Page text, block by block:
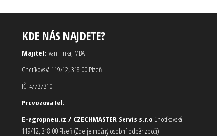
KDE NÁS NAJDETE?
Majitel: Ivan Trnka, MBA
Chotíkovská 119/12, 318 00 Plzeň
IČ: 47737310
Provozovatel:
E-agropneu.cz / CZECHMASTER Servis s.r.o Chotíkovská
119/12, 318 00 Plzeň (Zde je možný osobní odběr zboží)